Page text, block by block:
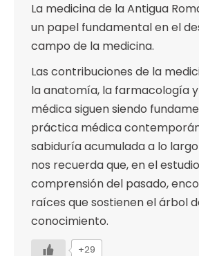
La medicina de la Antigua
un papel fundamental en el
campo de la medicina.
Las contribuciones de la
la anatomía, la farmacología
médica siguen siendo
práctica médica
sabiduría acumulada a lo
nos recuerda que, en el
comprensión del pasado,
raíces que sostienen el árbol
conocimiento.
+29